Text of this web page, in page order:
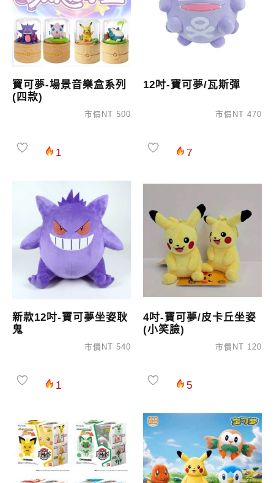
寶可夢-場景音樂盒系列
(四款)
市價NT 500
1
12吋-寶可夢/瓦斯彈
市價NT 470
7
新款12吋-寶可夢坐姿耿
鬼
市價NT 540
1
4吋-寶可夢/皮卡丘坐姿
(小笑臉)
市價NT 120
5